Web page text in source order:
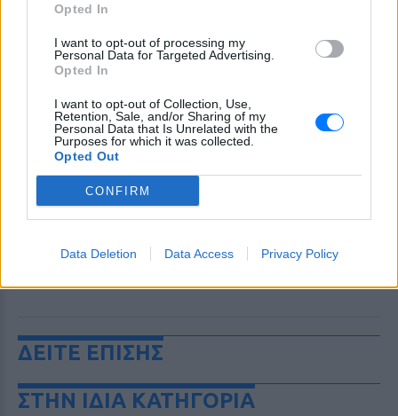
Opted In
I want to opt-out of processing my
Personal Data for Targeted Advertising.
Opted In
I want to opt-out of Collection, Use,
Retention, Sale, and/or Sharing of my
Personal Data that Is Unrelated with the
Purposes for which it was collected.
Opted Out
CONFIRM
Data Deletion Data Access Privacy Policy
ΔΕΙΤΕ ΕΠΙΣΗΣ
ΣΤΗΝ ΙΔΙΑ ΚΑΤΗΓΟΡΙΑ